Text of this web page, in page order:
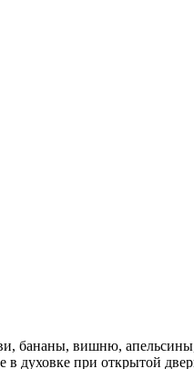
вишню,
духовке при открытой